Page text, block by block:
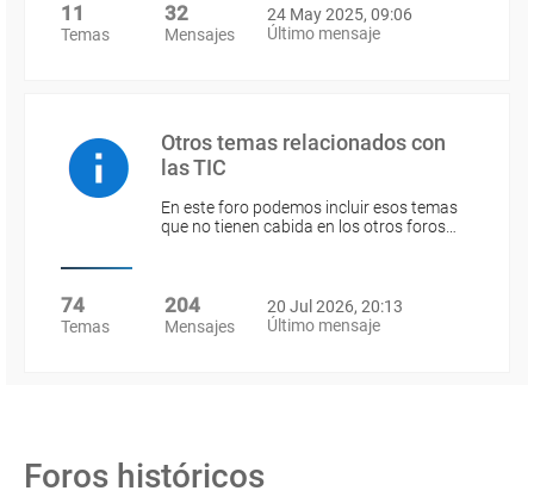
11
Temas
32
Mensajes
24 May 2025, 09:06
Último mensaje
Otros temas relacionados con
las TIC
En este foro podemos incluir esos temas
que no tienen cabida en los otros foros…
74
Temas
204
Mensajes
20 Jul 2026, 20:13
Último mensaje
Foros históricos